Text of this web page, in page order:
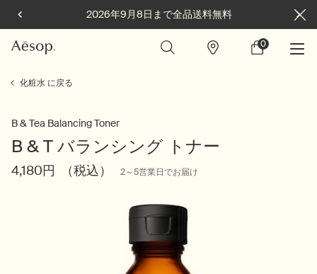
2026年9月8日まで全品送料無料
店
カ
0
0 カート内の製
化粧水 に戻る
B & Tea Balancing Toner
B & T バランシング トナー
4,180円 （税込） 2～5営業日でお届け